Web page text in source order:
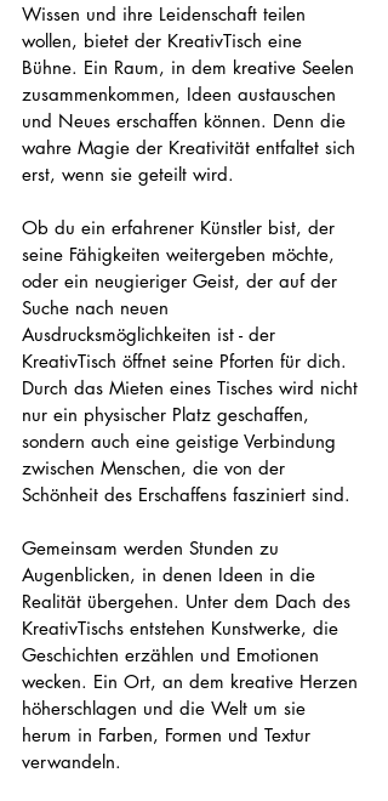
Wissen und ihre Leidenschaft teilen
wollen, bietet der KreativTisch eine
Bühne. Ein Raum, in dem kreative Seelen
zusammenkommen, Ideen austauschen
und Neues erschaffen können. Denn die
wahre Magie der Kreativität entfaltet sich
erst, wenn sie geteilt wird.
Ob du ein erfahrener Künstler bist, der
seine Fähigkeiten weitergeben möchte,
oder ein neugieriger Geist, der auf der
Suche nach neuen
Ausdrucksmöglichkeiten ist - der
KreativTisch öffnet seine Pforten für dich.
Durch das Mieten eines Tisches wird nicht
nur ein physischer Platz geschaffen,
sondern auch eine geistige Verbindung
zwischen Menschen, die von der
Schönheit des Erschaffens fasziniert sind.
Gemeinsam werden Stunden zu
Augenblicken, in denen Ideen in die
Realität übergehen. Unter dem Dach des
KreativTischs entstehen Kunstwerke, die
Geschichten erzählen und Emotionen
wecken. Ein Ort, an dem kreative Herzen
höherschlagen und die Welt um sie
herum in Farben, Formen und Textur
verwandeln.